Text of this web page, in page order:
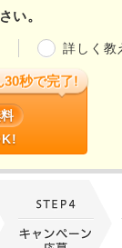
い。
詳しく教
30秒で完了!